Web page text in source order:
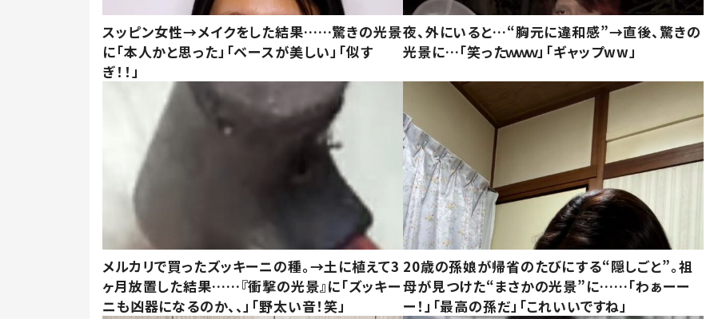
スッピン女性→メイクをした結果……驚きの光景
に「本人かと思った」「ベースが美しい」「似す
ぎ！！」
夜、外にいると…“胸元に違和感”→直後、驚きの
光景に…「笑ったｗｗｗ」「ギャップww」
メルカリで買ったズッキーニの種。→土に植えて3
ヶ月放置した結果……『衝撃の光景』に「ズッキー
ニも凶器になるのか、、」「野太い音！笑」
20歳の孫娘が帰省のたびにする“隠しごと”。祖
母が見つけた“まさかの光景”に……「わぁーー
ー！」「最高の孫だ」「これいいですね」